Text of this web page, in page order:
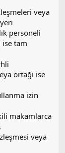
veya
personeli
ise tam
ortağı ise
izin
makamlarca
veya